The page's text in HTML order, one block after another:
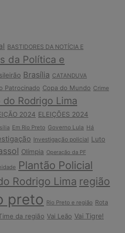
BASTIDORES DA NOTÍCIA E
da Política e
Brasília CATANDUVA
Patrocinado Copa do Mundo Crime
do Rodrigo Lima
2024 ELEIÇÕES 2024
Em Rio Preto Governo Lula Há
Investigação policial Luto
Olímpia Operação da PF
Plantão Policial
Rodrigo Lima região
preto Rio Preto e região Rota
da região Vai Leão Vai Tigre!